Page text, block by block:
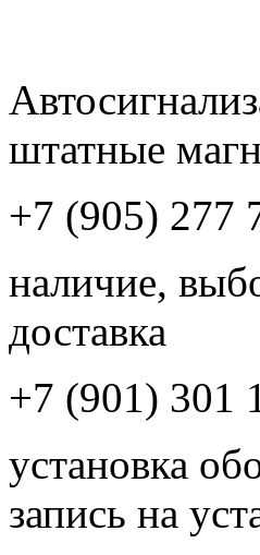
штатные
+7 (905) 277
наличие,
доставка
+7 (901) 301
установка
запись на